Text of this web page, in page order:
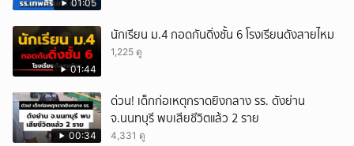
01:05
01:44
นักเรียน ม.4 กอดกันดิ่งชั้น 6 โรงเรียนดังสายไหม
1,225 ดู
00:34
ด่วน! เด็กก่อเหตุกราดยิงกลาง รร. ดังย่าน
จ.นนทบุรี พบเสียชีวิตแล้ว 2 ราย
4,331 ดู